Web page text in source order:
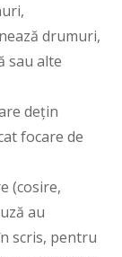
drumuri,
sau alte
dețin
focare de
(cosire,
au
scris, pentru